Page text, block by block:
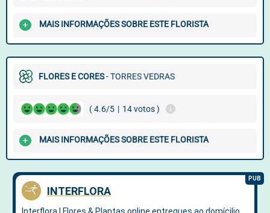
MAIS INFORMAÇÕES SOBRE ESTE FLORISTA
FLORES E CORES- TORRES VEDRAS
( 4.6/5 | 14 votos )
MAIS INFORMAÇÕES SOBRE ESTE FLORISTA